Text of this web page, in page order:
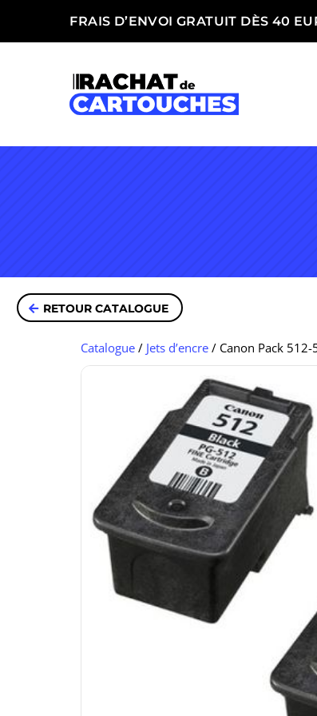
FRAIS D’ENVOI GRATUIT DÈS 40
RETOUR CATALOGUE
Catalogue/ Jets d’encre/ Canon Pack 512-